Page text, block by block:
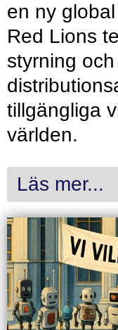
en ny
Red Lions
styrning
tillgängliga
världen.
Läs mer...